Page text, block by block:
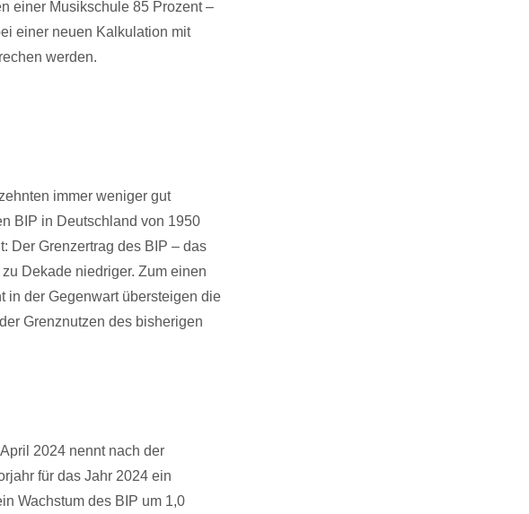
einer Musikschule 85 Prozent –
einer neuen Kalkulation mit
werden.
immer weniger gut
BIP in Deutschland von 1950
Der Grenzertrag des BIP – das
Dekade niedriger. Zum einen
in der Gegenwart übersteigen die
Grenznutzen des bisherigen
2024 nennt nach der
für das Jahr 2024 ein
Wachstum des BIP um 1,0